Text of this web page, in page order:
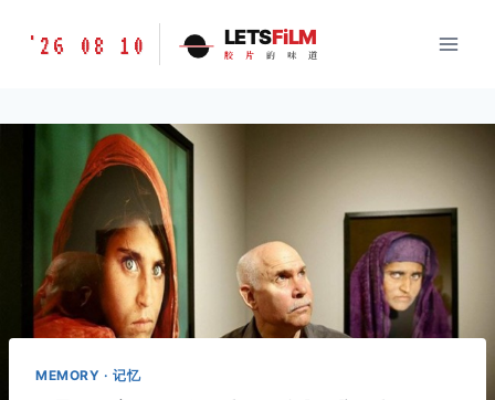
胶
味
LETSFILM
'26 08 10 LETSFiLM
胶 片 的 味 道
MEMORY · 记忆